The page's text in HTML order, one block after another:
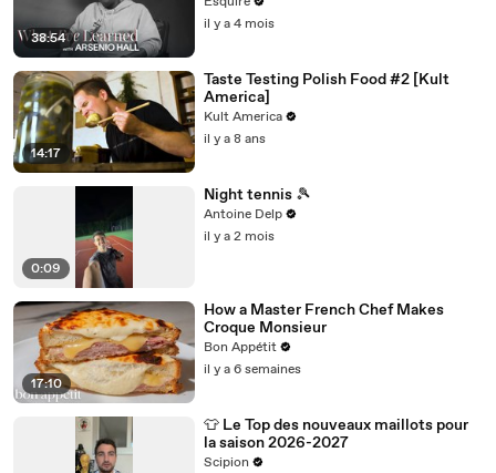
38:54
il y a 4 mois
14:17
Taste Testing Polish Food #2 [Kult
America]
Kult America
il y a 8 ans
0:09
Night tennis 🎾
Antoine Delp
il y a 2 mois
17:10
How a Master French Chef Makes
Croque Monsieur
Bon Appétit
il y a 6 semaines
👕 Le Top des nouveaux maillots pour
la saison 2026-2027
Scipion